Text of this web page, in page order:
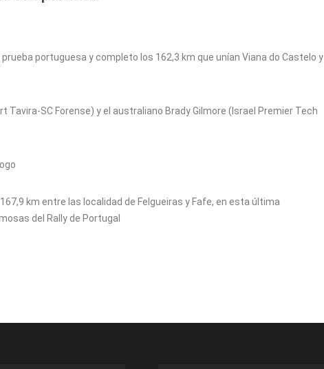
portuguesa y completo los 162,3 km que unían Viana do Castelo y
Tavira-SC Forense) y el australiano Brady Gilmore (Israel Premier Tech
km entre las localidad de Felgueiras y Fafe, en esta última
del Rally de Portugal